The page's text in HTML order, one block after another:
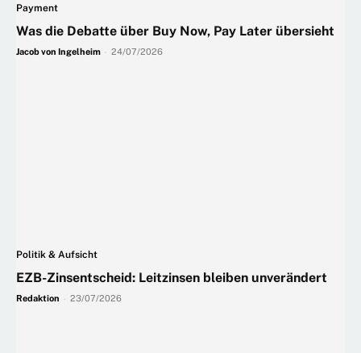
Payment
Was die Debatte über Buy Now, Pay Later übersieht
Jacob von Ingelheim 24/07/2026
Politik & Aufsicht
EZB-Zinsentscheid: Leitzinsen bleiben unverändert
Redaktion 23/07/2026